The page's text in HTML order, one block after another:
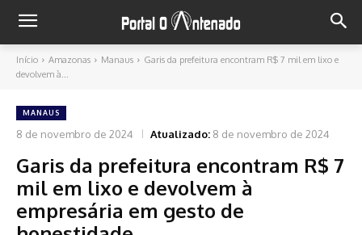
Início Amazonas Manaus
Garis da prefeitura encontram R$ 7 mil em lixo e
devolvem à...
MANAUS
8 de novembro de 2024 Atualizado: 8 de novembro de 2024
Garis da prefeitura encontram R$ 7
mil em lixo e devolvem à
empresária em gesto de